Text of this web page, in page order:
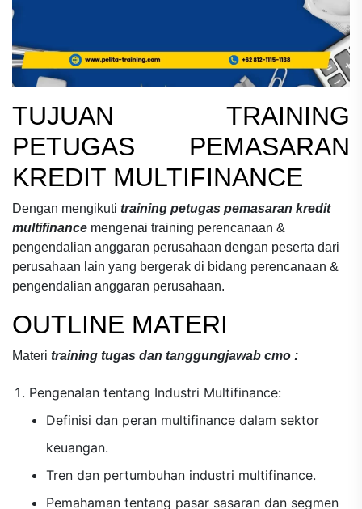
TUJUAN TRAINING
PETUGAS PEMASARAN
KREDIT MULTIFINANCE
Dengan mengikuti training petugas pemasaran kredit
multifinance mengenai training perencanaan &
pengendalian anggaran perusahaan dengan peserta dari
perusahaan lain yang bergerak di bidang perencanaan &
pengendalian anggaran perusahaan.
OUTLINE MATERI
Materi training tugas dan tanggungjawab cmo :
Pengenalan tentang Industri Multifinance:
Definisi dan peran multifinance dalam sektor
keuangan.
Tren dan pertumbuhan industri multifinance.
Pemahaman tentang pasar sasaran dan segmen